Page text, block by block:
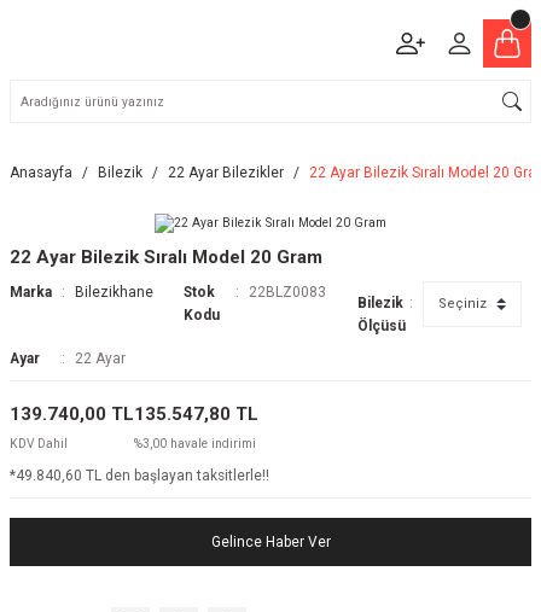
Anasayfa Bilezik 22 Ayar Bilezikler 22 Ayar Bilezik Sıralı Model 20
22 Ayar Bilezik Sıralı Model 20 Gram
Marka Bilezikhane
Stok
Kodu
22BLZ0083
Bilezik
Ölçüsü
Ayar
22 Ayar
139.740,00 TL
KDV Dahil
135.547,80 TL
%3,00 havale indirimi
*49.840,60 TL den başlayan taksitlerle!!
Gelince Haber Ver